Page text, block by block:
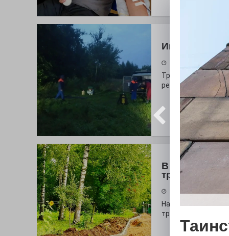
Июльская
Трагедией на
ребёнок.
В моде цвет
тропинок
На глазах у
тропа!